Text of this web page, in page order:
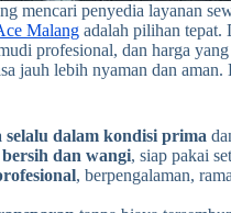
mencari penyedia layanan
Malang adalah pilihan tepat.
profesional, dan harga
jauh lebih nyaman dan aman.
selalu dalam kondisi prima
dan wangi, siap pakai
, berpengalaman,